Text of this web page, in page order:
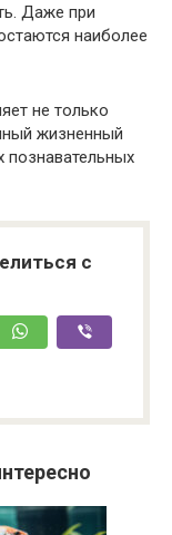
Даже при
наиболее
не только
жизненный
познавательных
с